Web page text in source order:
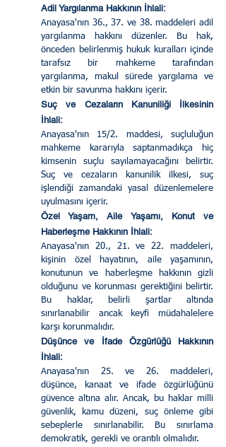
Adil Yargılanma Hakkının İhlali:
Anayasa'nın 36., 37. ve 38. maddeleri adil
yargılanma hakkını düzenler. Bu hak,
önceden belirlenmiş hukuk kuralları içinde
tarafsız bir mahkeme tarafından
yargılanma, makul sürede yargılama ve
etkin bir savunma hakkını içerir.
Suç ve Cezaların Kanuniliği İlkesinin
İhlali:
Anayasa'nın 15/2. maddesi, suçluluğun
mahkeme kararıyla saptanmadıkça hiç
kimsenin suçlu sayılamayacağını belirtir.
Suç ve cezaların kanunilik ilkesi, suç
işlendiği zamandaki yasal düzenlemelere
uyulmasını içerir.
Özel Yaşam, Aile Yaşamı, Konut ve
Haberleşme Hakkının İhlali:
Anayasa'nın 20., 21. ve 22. maddeleri,
kişinin özel hayatının, aile yaşamının,
konutunun ve haberleşme hakkının gizli
olduğunu ve korunması gerektiğini belirtir.
Bu haklar, belirli şartlar altında
sınırlanabilir ancak keyfi müdahalelere
karşı korunmalıdır.
Düşünce ve İfade Özgürlüğü Hakkının
İhlali:
Anayasa'nın 25. ve 26. maddeleri,
düşünce, kanaat ve ifade özgürlüğünü
güvence altına alır. Ancak, bu haklar milli
güvenlik, kamu düzeni, suç önleme gibi
sebeplerle sınırlanabilir. Bu sınırlama
demokratik, gerekli ve orantılı olmalıdır.